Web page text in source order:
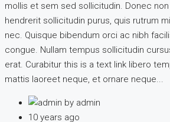
mollis et sem sed sollicitudin. Donec
hendrerit sollicitudin purus, quis rutrum
nec. Quisque bibendum orci ac nibh
congue. Nullam tempus sollicitudin
erat. Curabitur this is a text link libero
mattis laoreet neque, et ornare neque...
by admin
10 years ago